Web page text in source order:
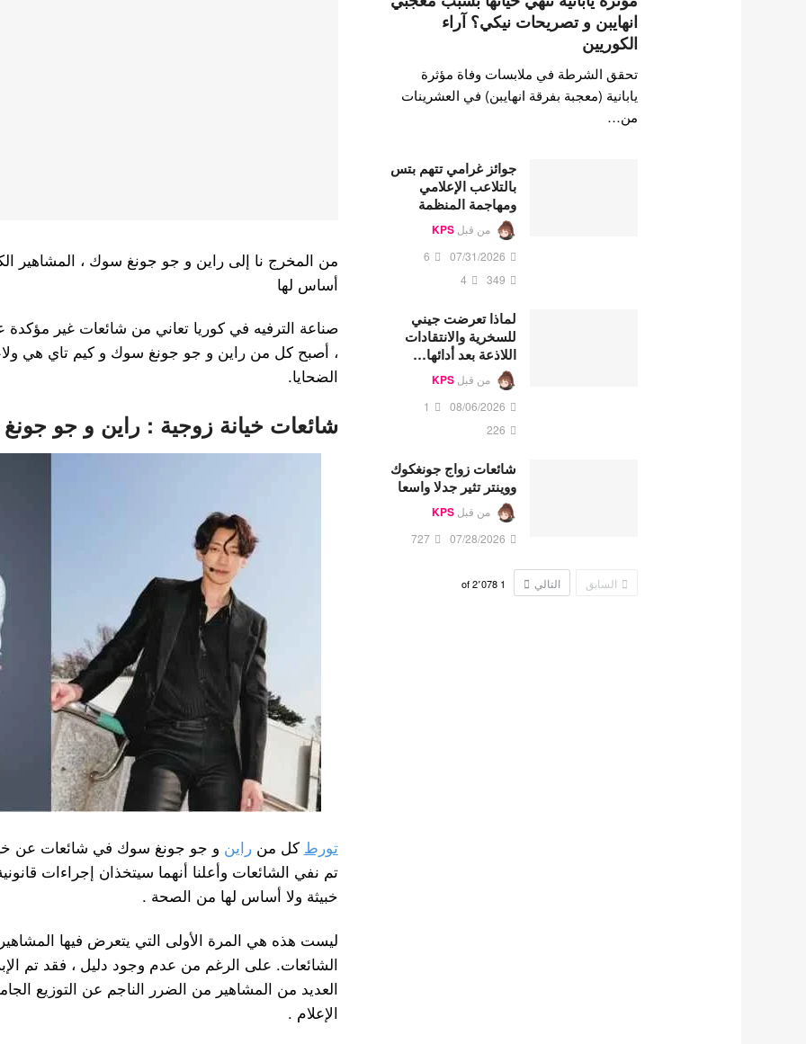
من المخرج نا إلى راين و جو جونغ سوك ، المشاهير
أساس لها
صناعة الترفيه في كوريا تعاني من شائعات غير مؤكدة
، أصبح كل من راين و جو جونغ سوك و كيم تاي هي
الضحايا.
شائعات خيانة زوجية : راين و جو
تورط كل منراين و جو جونغ سوك في شائعات عن
تم نفي الشائعات وأعلنا أنهما سيتخذان إجراءات
خبيثة ولا أساس لها من الصحة .
ليست هذه هي المرة الأولى التي يتعرض فيها
الشائعات. على الرغم من عدم وجود دليل ، فقد تم
العديد من المشاهير من الضرر الناجم عن التوزيع
الإعلام .
انهايبن و تصريحات نيكي؟ آراء
الكوريين
تحقق الشرطة في ملابسات وفاة مؤثرة
يابانية (معجبة بفرقة انهايبن) في العشرينات
من…
جوائز غرامي تتهم بتس
بالتلاعب الإعلامي
ومهاجمة المنظمة
من قبل KPS
07/31/2026
6
349
4
لماذا تعرضت جيني
للسخرية والانتقادات
اللاذعة بعد أدائها…
من قبل KPS
08/06/2026
1
226
شائعات زواج جونغكوك
ووينتر تثير جدلا واسعا
من قبل KPS
07/28/2026
727
السابق التالي 1 2٬078